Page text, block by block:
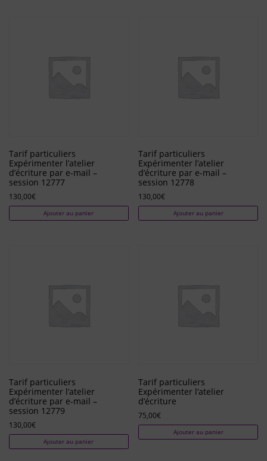
Tarif particuliers
Expérimenter l’atelier
d’écriture par e-mail –
session 12777
130,00€
Ajouter au panier
Tarif particuliers
Expérimenter l’atelier
d’écriture par e-mail –
session 12778
130,00€
Ajouter au panier
Tarif particuliers
Expérimenter l’atelier
d’écriture par e-mail –
session 12779
130,00€
Ajouter au panier
Tarif particuliers
Expérimenter l’atelier
d’écriture
75,00€
Ajouter au panier